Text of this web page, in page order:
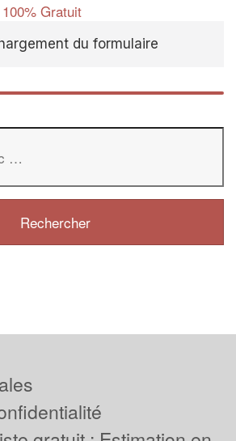
Gratuit
du formulaire